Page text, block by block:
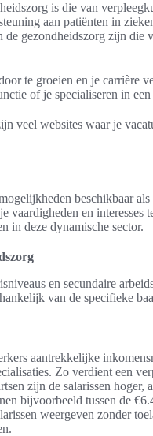
is die van
aan patiënten in
gezondheidszorg zijn die
te groeien en je carrière
of je specialiseren in
veel websites waar je
beschikbaar
vaardigheden en interesses
in deze dynamische sector.
en secundaire
van de specifieke
aantrekkelijke
Zo verdient een
zijn de salarissen hoger,
bijvoorbeeld tussen de
weergeven zonder